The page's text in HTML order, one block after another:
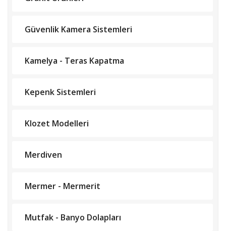
Güvenlik Kamera Sistemleri
Kamelya - Teras Kapatma
Kepenk Sistemleri
Klozet Modelleri
Merdiven
Mermer - Mermerit
Mutfak - Banyo Dolapları